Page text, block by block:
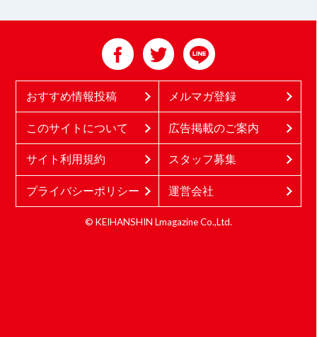
おすすめ情報投稿 メルマガ登録
このサイトについて 広告掲載のご案内
サイト利用規約 スタッフ募集
プライバシーポリシー 運営会社
© KEIHANSHIN Lmagazine Co.,Ltd.